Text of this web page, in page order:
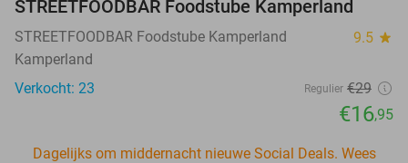
STREETFOODBAR Foodstube Kamperland
STREETFOODBAR Foodstube Kamperland 9.5 star
Kamperland
Verkocht: 23
Regulier €29
€16,95
Dagelijks om middernacht nieuwe Social Deals. Wees